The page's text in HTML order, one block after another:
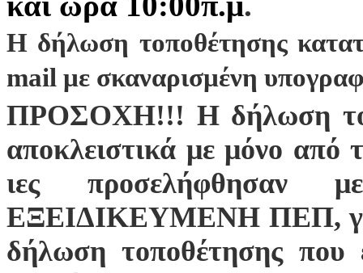
Η δήλωση τοποθέτησης
mail με σκαναρισμένη
ΠΡΟΣΟΧΗ!!! Η δήλωση
αποκλειστικά με μόνο από
ιες προσελήφθησαν
ΕΞΕΙΔΙΚΕΥΜΕΝΗ ΠΕΠ, για
δήλωση τοποθέτησης